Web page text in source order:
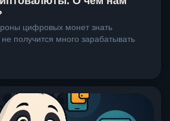
цифровых монет знать
получится много зарабатывать